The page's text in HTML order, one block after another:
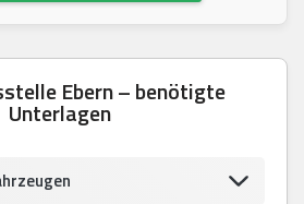
Ebern – benötigte
Unterlagen